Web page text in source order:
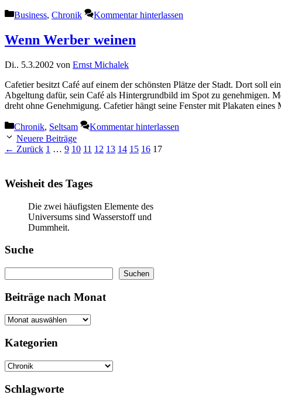
Kategorien
Business, Chronik Kommentar hinterlassen
Wenn Werber weinen
Di.. 5.3.2002 von Ernst Michalek
Cafetier besitzt Café auf einem der schönsten Plätze der Stadt. Dort soll
Abgeltung dafür, sein Café als Hintergrundbild im Spot zu genehmigen.
dreht ohne Genehmigung. Cafetier hängt seine Fenster mit Plakaten
Kategorien
Chronik, Seltsam
Kommentar hinterlassen
Neuere Beiträge
← Zurück Seite
1 … Seite
9 Seite
10 Seite
11 Seite
12 Seite
13 Seite
14 Seite
15 Seite
16 Seite
17
Weisheit des Tages
Die zwei häufigsten Elemente des
Universums sind Wasserstoff und
Dummheit.
Suche
Suchen
Beiträge nach Monat
Kategorien
Kategorien
Schlagworte